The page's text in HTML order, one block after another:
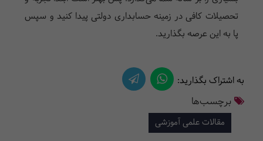
تحصیلات کافی در زمینه حسابداری دولتی پیدا کنید و سپس
پا به این عرصه بگذارید.
به اشتراک بگذارید:
برچسب‌ها
مقالات علمی آموزشی